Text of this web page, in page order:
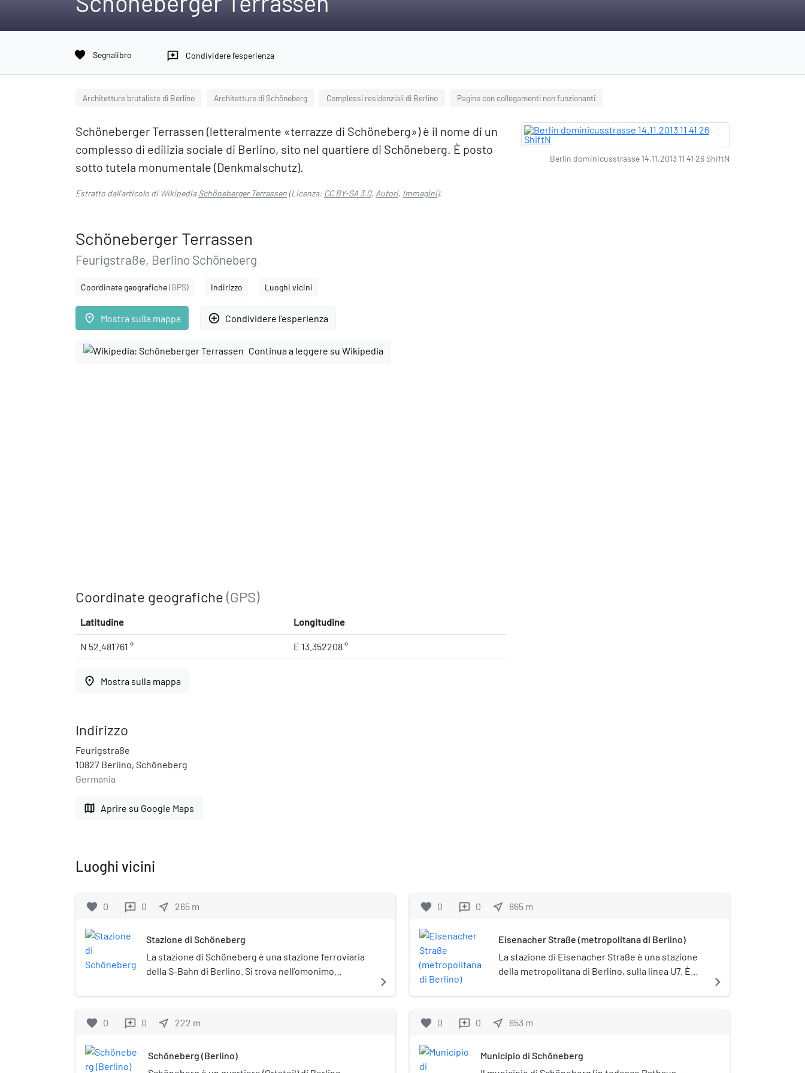
favorite Segnalibro reviews Condividere l'esperienza
Architetture brutaliste di Berlino Architetture di Schöneberg Complessi residenziali di Berlino Pagine con collegamenti non funzionanti
Schöneberger Terrassen (letteralmente «terrazze di Schöneberg») è il nome di un
complesso di edilizia sociale di Berlino, sito nel quartiere di Schöneberg. È posto
sotto tutela monumentale (Denkmalschutz).
Estratto dall'articolo di WikipediaSchöneberger Terrassen(Licenza: CC BY-SA 3.0, Autori, Immagini).
Schöneberger Terrassen
Feurigstraße, Berlino Schöneberg
Coordinate geografiche(GPS) Indirizzo Luoghi vicini
place Mostra sulla mappa add_circle_outline Condividere l'esperienza
Continua a leggere su Wikipedia
Coordinate geografiche (GPS)
Latitudine Longitudine
N 52.481761 ° E 13.352208 °
place Mostra sulla mappa
Indirizzo
Feurigstraße
10827 Berlino, Schöneberg
Germania
map Aprire su Google Maps
Berlin dominicusstrasse 14.11.2013 11 41 26 ShiftN
Luoghi vicini
favorite 0 reviews 0 near_me 265 m
Stazione di Schöneberg
La stazione di Schöneberg è una stazione ferroviaria
della S-Bahn di Berlino. Si trova nell'omonimo
città. È posta sotto tutela monumentale
navigate_next
favorite 0 reviews 0 near_me 222 m
Schöneberg (Berlino)
favorite 0 reviews 0 near_me 865 m
Eisenacher Straße (metropolitana di Berlino)
La stazione di Eisenacher Straße è una stazione
della metropolitana di Berlino, sulla linea U7. È
(Denkmalschutz).
navigate_next
favorite 0 reviews 0 near_me 653 m
Municipio di Schöneberg